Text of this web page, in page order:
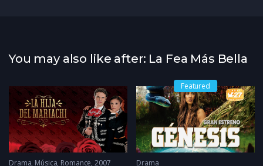
You may also like after: La Fea Más Bella
2023
Drama, Música, Romance 2007
Featured
Drama